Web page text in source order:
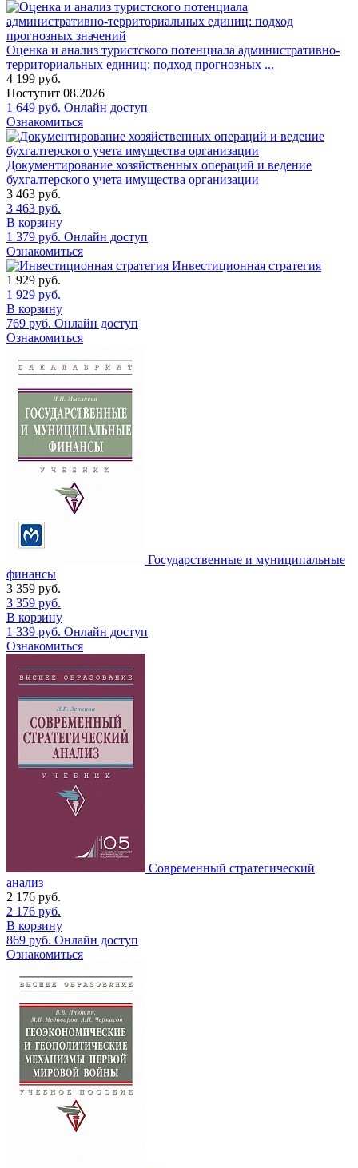
Оценка и анализ туристского потенциала административно-
территориальных единиц: подход прогнозных ...
4 199 руб.
Поступит 08.2026
1 649 руб. Онлайн доступ
Ознакомиться
Документирование хозяйственных операций и ведение
бухгалтерского учета имущества организации
3 463 руб.
3 463 руб.
В корзину
1 379 руб. Онлайн доступ
Ознакомиться
Инвестиционная стратегия
1 929 руб.
1 929 руб.
В корзину
769 руб. Онлайн доступ
Ознакомиться
Государственные и муниципальные
финансы
3 359 руб.
3 359 руб.
В корзину
1 339 руб. Онлайн доступ
Ознакомиться
Современный стратегический
анализ
2 176 руб.
2 176 руб.
В корзину
869 руб. Онлайн доступ
Ознакомиться